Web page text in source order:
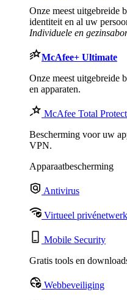
Onze meest uitgebreide
identiteit en al uw
Individuele en
McAfee+ Ultimate
Onze meest uitgebreide
en apparaten.
McAfee Total
Bescherming voor uw
VPN.
Apparaatbescherming
Antivirus
Virtueel
Mobile Security
Gratis tools en
Webbeveiliging